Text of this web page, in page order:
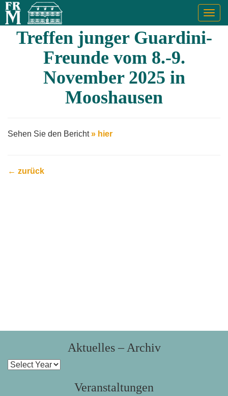
Treffen junger Guardini-
Freunde vom 8.-9.
November 2025 in
Mooshausen
Sehen Sie den Bericht» hier
← zurück
Aktuelles – Archiv
Veranstaltungen